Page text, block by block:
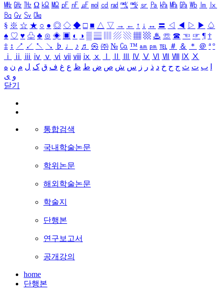
㎒ ㎓ ㎔ Ω ㏀ ㏁ ㎊ ㎋ ㎌ ㏖ ㏅ ㎭ ㎮ ㎯ ㏛ ㎩ ㎪ ㎫ ㎬ ㏝ ㏐
㏓
㏃ ㏉ ㏜ ㏆
§ ※ ☆ ★ ○ ● ◎ ◇ ◆ □ ■ △ ▽ → ← ↑ ↓ ↔ 〓 ◁ ◀ ▷ ▶ ♤
♠ ♡ ♥ ♧ ♣ ⊙ ◈ ▣ ◐ ◑ ▒ ▤ ▨ ▧ ▦ ▩ ♨ ☏ ☎ ☜ ☞ ¶ †
‡ ↕ ↗ ↙ ↖ ↘ ♭ ♩ ♪ ♬ ㉿ ㈜ № ㏇ ™ ㏂ ㏘ ℡ ＃ ＆ ＊ ＠ ª º
ⅰ
ⅱ ⅲ ⅳ ⅴ ⅵ ⅶ ⅷ ⅸ ⅹ Ⅳ Ⅴ Ⅵ Ⅶ Ⅷ Ⅸ Ⅹ
ب ت ث ج ح خ د ذ ر ز س ش ص ض ط ظ ع غ ف ق ک ل م ن ه
و ی
닫기
통합검색
국내학술논문
학위논문
해외학술논문
학술지
단행본
연구보고서
공개강의
home
단행본